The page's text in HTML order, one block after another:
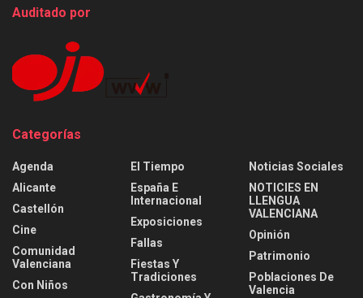
Auditado por
Categorías
Agenda
Alicante
Castellón
Cine
Comunidad
Valenciana
Con Niños
El Tiempo
España E
Internacional
Exposiciones
Fallas
Fiestas Y
Tradiciones
Noticias Sociales
NOTICIES EN
LLENGUA
VALENCIANA
Opinión
Patrimonio
Poblaciones De
Valencia